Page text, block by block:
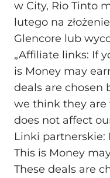
w City, Rio Tinto
lutego na
Glencore lub
„Affiliate links: If
is Money may
deals are chosen
we think they
does not affect
Linki partnerskie:
This is Money
These deals are